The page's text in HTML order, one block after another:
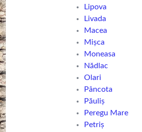
Lipova
Livada
Macea
Mișca
Moneasa
Nădlac
Olari
Pâncota
Păuliș
Peregu Mare
Petriș